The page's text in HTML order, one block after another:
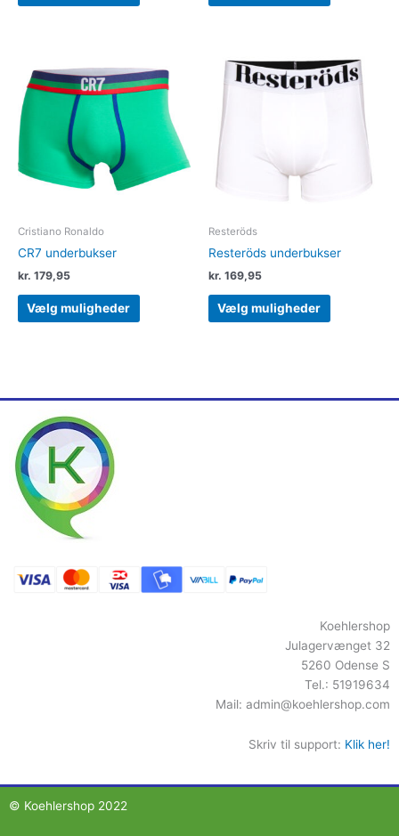
Cristiano Ronaldo
CR7 underbukser
kr. 179,95
Vælg muligheder
vare
har
varianter.
Mulighederne
vælges
Resteröds
Resteröds underbukser
kr. 169,95
Vælg muligheder
vare
har
varianter.
vælges
Koehlershop
Julagervænget 32
5260 Odense S
Tel.: 51919634
Mail: admin@koehlershop.com
Skriv til support: Klik her!
© Koehlershop 2022